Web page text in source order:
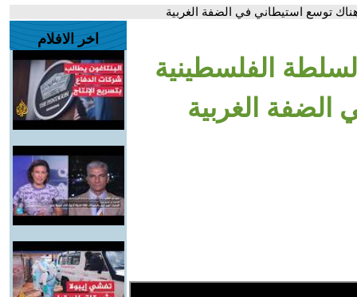
توسع استيطاني في الضفة الغربية
الفلسطينية
الغربية
اخر الافلام